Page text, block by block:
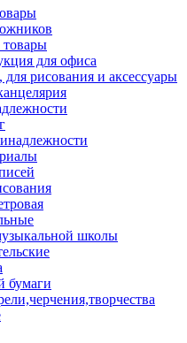
для офиса
рисования и аксессуары
школы
бумаги